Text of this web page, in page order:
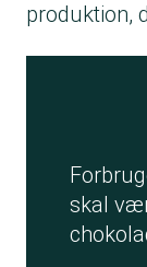
produktion,
skal